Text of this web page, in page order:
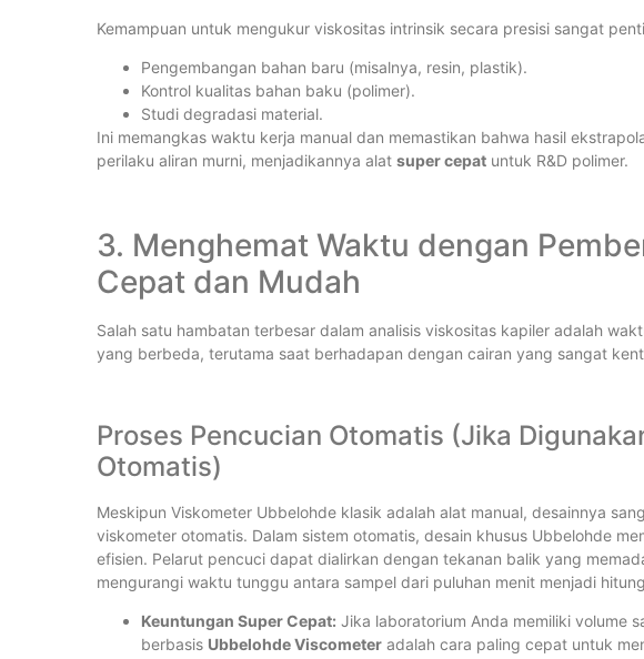
Kemampuan untuk mengukur viskositas intrinsik secara presisi sangat
Pengembangan bahan baru (misalnya, resin, plastik).
Kontrol kualitas bahan baku (polimer).
Studi degradasi material.
Ini memangkas waktu kerja manual dan memastikan bahwa hasil
perilaku aliran murni, menjadikannya alat super cepat untuk R&D polimer.
3. Menghemat Waktu dengan
Cepat dan Mudah
Salah satu hambatan terbesar dalam analisis viskositas kapiler adalah
yang berbeda, terutama saat berhadapan dengan cairan yang sangat
Proses Pencucian Otomatis (Jika
Otomatis)
Meskipun Viskometer Ubbelohde klasik adalah alat manual, desainnya
viskometer otomatis. Dalam sistem otomatis, desain khusus Ubbelohde
efisien. Pelarut pencuci dapat dialirkan dengan tekanan balik yang
mengurangi waktu tunggu antara sampel dari puluhan menit menjadi
Keuntungan Super Cepat: Jika laboratorium Anda memiliki volume
berbasis Ubbelohde Viscometer adalah cara paling cepat untuk